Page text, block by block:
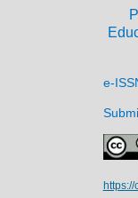
e-